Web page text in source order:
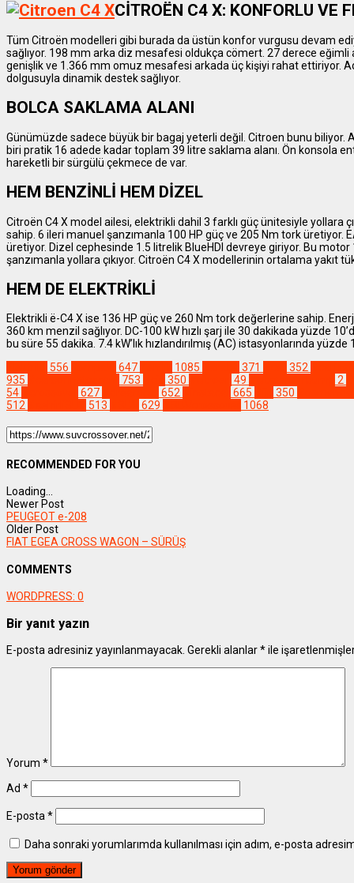
CİTROËN C4 X: KONFORLU VE
Tüm Citroën modelleri gibi burada da üstün konfor vurgusu devam
sağlıyor. 198 mm arka diz mesafesi oldukça cömert. 27 derece eğimli
genişlik ve 1.366 mm omuz mesafesi arkada üç kişiyi rahat ettiriyor.
dolgusuyla dinamik destek sağlıyor.
BOLCA SAKLAMA ALANI
Günümüzde sadece büyük bir bagaj yeterli değil. Citroen bunu biliyor.
biri pratik 16 adede kadar toplam 39 litre saklama alanı. Ön konsola
hareketli bir sürgülü çekmece de var.
HEM BENZİNLİ HEM DİZEL
Citroën C4 X model ailesi, elektrikli dahil 3 farklı güç ünitesiyle yollara
sahip. 6 ileri manuel şanzımanla 100 HP güç ve 205 Nm tork üretiyor.
üretiyor. Dizel cephesinde 1.5 litrelik BlueHDI devreye giriyor. Bu
şanzımanla yollara çıkıyor. Citroën C4 X modellerinin ortalama yakıt
HEM DE ELEKTRİKLİ
Elektrikli ë-C4 X ise 136 HP güç ve 260 Nm tork değerlerine sahip.
360 km menzil sağlıyor. DC-100 kW hızlı şarj ile 30 dakikada yüzde
bu süre 55 dakika. 7.4 kW’lık hızlandırılmış (AC) istasyonlarında
556 647 1085 371 352
935
753 350 49 2
54
627 652 665 350
512
513 629 1068
RECOMMENDED FOR YOU
Loading...
Newer Post
PEUGEOT e-208
Older Post
FIAT EGEA CROSS WAGON – SÜRÜŞ
COMMENTS
WORDPRESS: 0
Bir yanıt yazın
E-posta adresiniz yayınlanmayacak. Gerekli alanlar*ile
Yorum *
Ad *
E-posta *
Daha sonraki yorumlarımda kullanılması için adım, e-posta